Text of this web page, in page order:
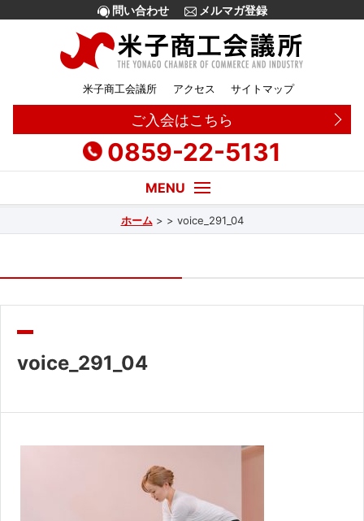
問い合わせ メルマガ登録
米子商工会議所 アクセス サイトマップ
ご入会はこちら
0859-22-5131
販路拡大
共済・福利厚生
ホーム > > voice_291_04
voice_291_04